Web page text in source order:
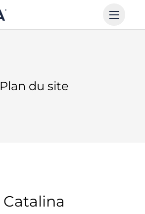
Plan du site
Catalina